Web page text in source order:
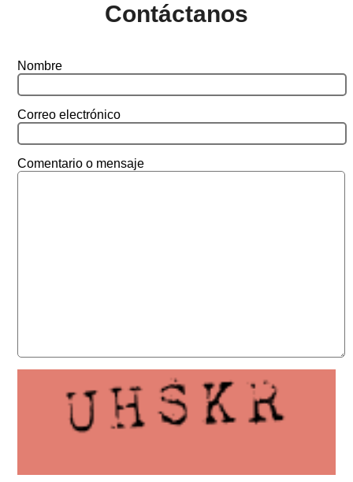
Contáctanos
Nombre
Correo electrónico
Comentario o mensaje